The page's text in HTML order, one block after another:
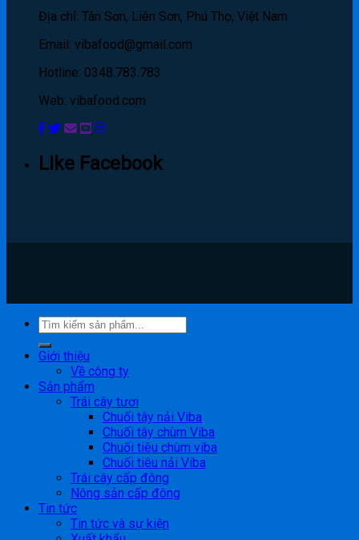
Địa chỉ: Tân Sơn, Liên Sơn, Phú Thọ, Việt Nam
Email: vibafood@gmail.com
Hotline: 0348.783.783
Web: vibafood.com
Like Facebook
Giới thiệu
Về công ty
Sản phẩm
Trái cây tươi
Chuối tây nải Viba
Chuối tây chùm Viba
Chuối tiêu chùm viba
Chuối tiêu nải Viba
Trái cây cấp đông
Nông sản cấp đông
Tin tức
Tin tức và sự kiện